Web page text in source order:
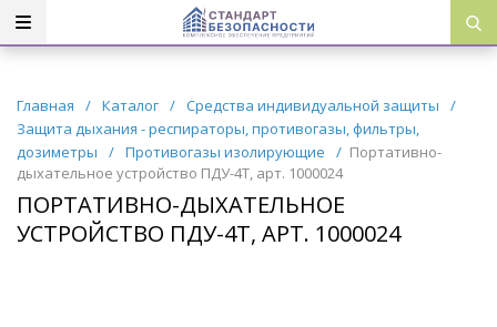
Главная / Каталог / Средства индивидуальной защиты
/
Защита дыхания - респираторы, противогазы, фильтры,
дозиметры
/ Противогазы изолирующие / Портативно-
дыхательное устройство ПДУ-4Т, арт. 1000024
ПОРТАТИВНО-ДЫХАТЕЛЬНОЕ
УСТРОЙСТВО ПДУ-4Т, АРТ. 1000024